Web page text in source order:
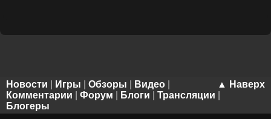
▲ Наверх
Новости Игры Обзоры Видео
Комментарии
Форум Блоги Трансляции
Блогеры